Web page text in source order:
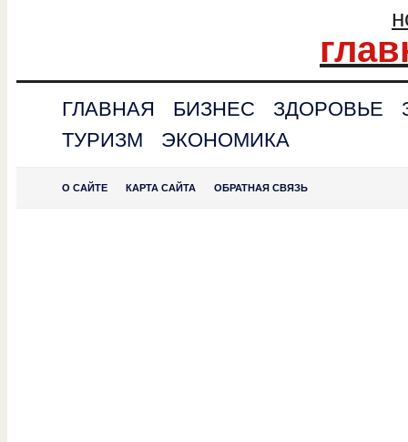
ГЛАВНАЯ БИЗНЕС ЗДОРОВЬЕ
ТУРИЗМ
ЭКОНОМИКА
О САЙТЕ КАРТА САЙТА ОБРАТНАЯ СВЯЗЬ